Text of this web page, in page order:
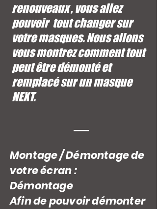
renouveaux , vous allez
pouvoir tout changer sur
votre masques. Nous allons
vous montrez comment tout
peut être démonté et
remplacé sur un masque
NEXT.
Montage / Démontage de
votre écran :
Démontage
Afin de pouvoir démonter